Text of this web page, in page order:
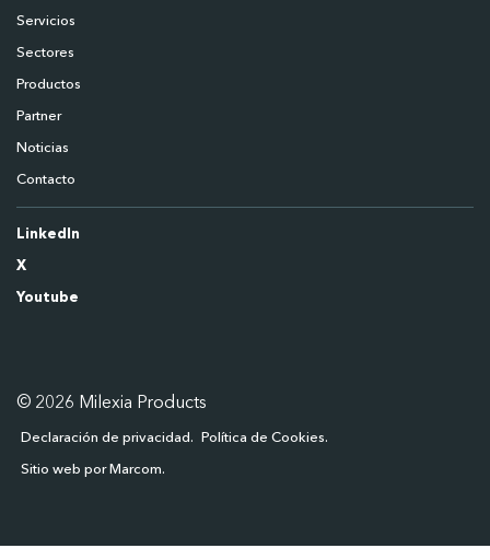
Servicios
Sectores
Productos
Partner
Noticias
Contacto
LinkedIn
X
Youtube
© 2026 Milexia Products
Declaración de privacidad Política de Cookies
Sitio web por Marcom